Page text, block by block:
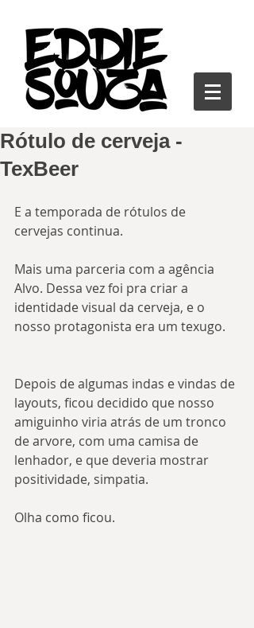
Rótulo de cerveja -
TexBeer
E a temporada de rótulos de
cervejas continua.
Mais uma parceria com a agência
Alvo. Dessa vez foi pra criar a
identidade visual da cerveja, e o
nosso protagonista era um texugo.
Depois de algumas indas e vindas de
layouts, ficou decidido que nosso
amiguinho viria atrás de um tronco
de arvore, com uma camisa de
lenhador, e que deveria mostrar
positividade, simpatia.
Olha como ficou.